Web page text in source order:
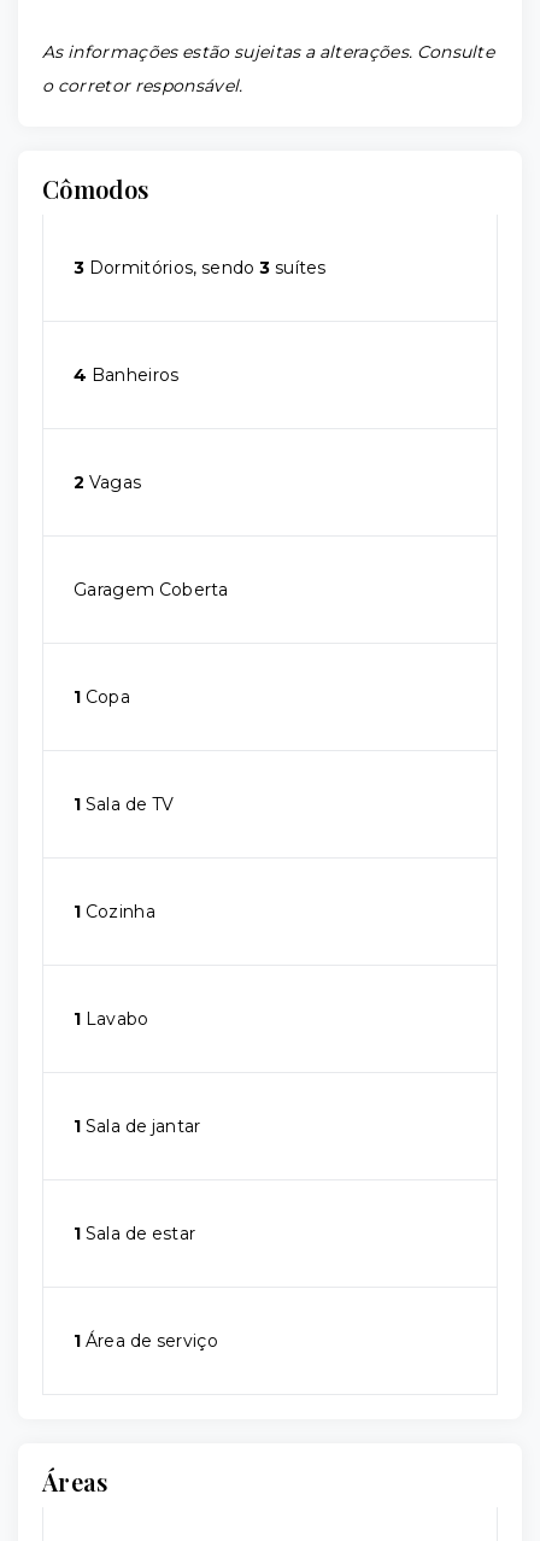
As informações estão sujeitas a alterações. Consulte
o corretor responsável.
Cômodos
3 Dormitórios, sendo3 suítes
4 Banheiros
2 Vagas
Garagem Coberta
1 Copa
1 Sala de TV
1 Cozinha
1 Lavabo
1 Sala de jantar
1 Sala de estar
1 Área de serviço
Áreas